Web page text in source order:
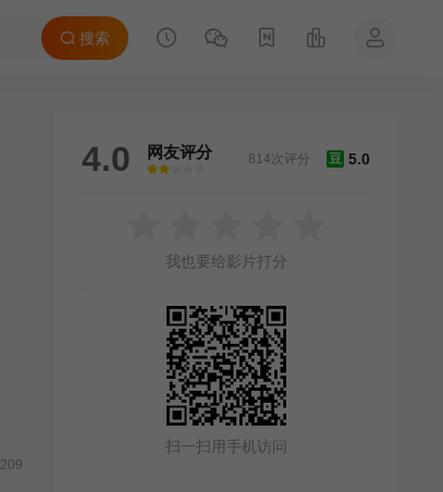
搜索
209
4.0 网友评分
很差
较差还行推荐力荐
豆 5.0
814次评分
我也要给影片打分
扫一扫用手机访问